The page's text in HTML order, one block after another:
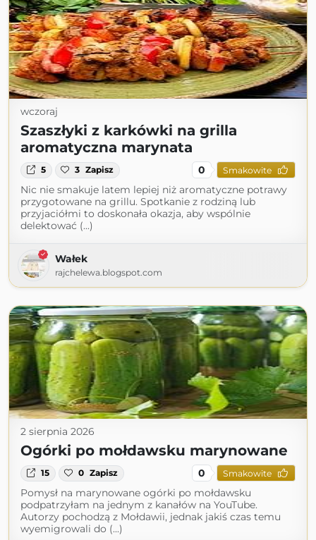
wczoraj
Szaszłyki z karkówki na grilla
aromatyczna marynata
5 3 Zapisz 0 Smakowite
Nic nie smakuje latem lepiej niż aromatyczne potrawy
przygotowane na grillu. Spotkanie z rodziną lub
przyjaciółmi to doskonała okazja, aby wspólnie
delektować (...)
Wałek
rajchelewa.blogspot.com
2 sierpnia 2026
Ogórki po mołdawsku marynowane
15 0 Zapisz 0 Smakowite
Pomysł na marynowane ogórki po mołdawsku
podpatrzyłam na jednym z kanałów na YouTube.
Autorzy pochodzą z Mołdawii, jednak jakiś czas temu
wyemigrowali do (...)